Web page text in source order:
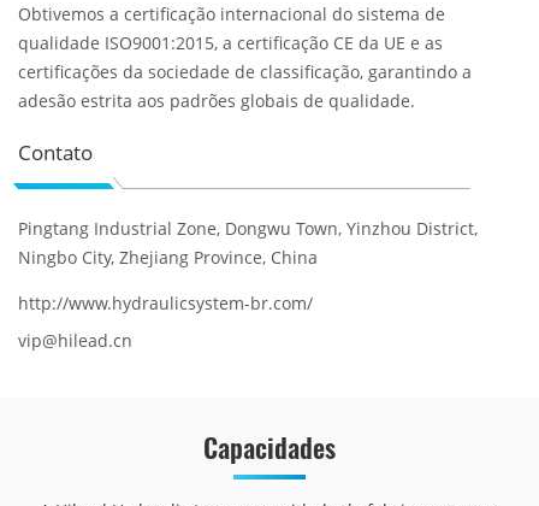
Obtivemos a certificação internacional do sistema de
qualidade ISO9001:2015, a certificação CE da UE e as
certificações da sociedade de classificação, garantindo a
adesão estrita aos padrões globais de qualidade.
Contato
Pingtang Industrial Zone, Dongwu Town, Yinzhou District,
Ningbo City, Zhejiang Province, China
http://www.hydraulicsystem-br.com/
vip@hilead.cn
Capacidades